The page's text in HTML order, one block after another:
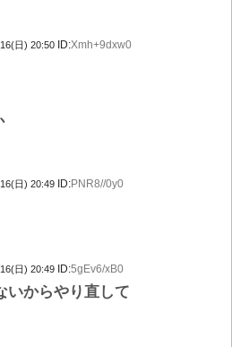
日) 20:50 ID:Xmh+9dxw0
日) 20:49 ID:PNR8//0y0
日) 20:49 ID:5gEv6/xB0
いからやり直して